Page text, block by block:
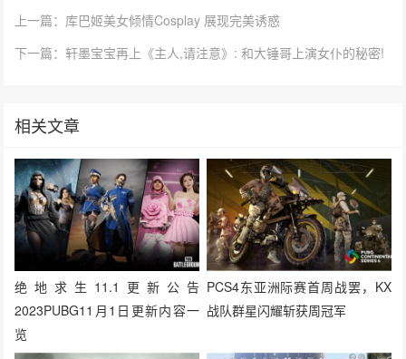
上一篇：库巴姬美女倾情Cosplay 展现完美诱惑
下一篇：轩墨宝宝再上《主人,请注意》: 和大锤哥上演女仆的秘密!
相关文章
绝地求生11.1更新公告
2023PUBG11月1日更新内容一
览
PCS4东亚洲际赛首周战罢，KX
战队群星闪耀斩获周冠军